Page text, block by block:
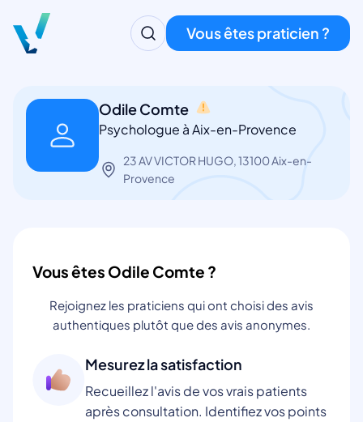
Vous êtes praticien ?
Odile Comte
Psychologue à Aix-en-Provence
23 AV VICTOR HUGO, 13100 Aix-en-
Provence
Vous êtes Odile Comte ?
Rejoignez les praticiens qui ont choisi des avis
authentiques plutôt que des avis anonymes.
Mesurez la satisfaction
Recueillez l'avis de vos vrais patients
après consultation. Identifiez vos points